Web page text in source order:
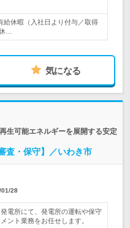
給休暇（入社日より付与／取得
…
気になる
生可能エネルギーを展開する安定
査・保守】／いわき市
01/28
電所にて、発電所の運転や保守
ント業務をお任せします。